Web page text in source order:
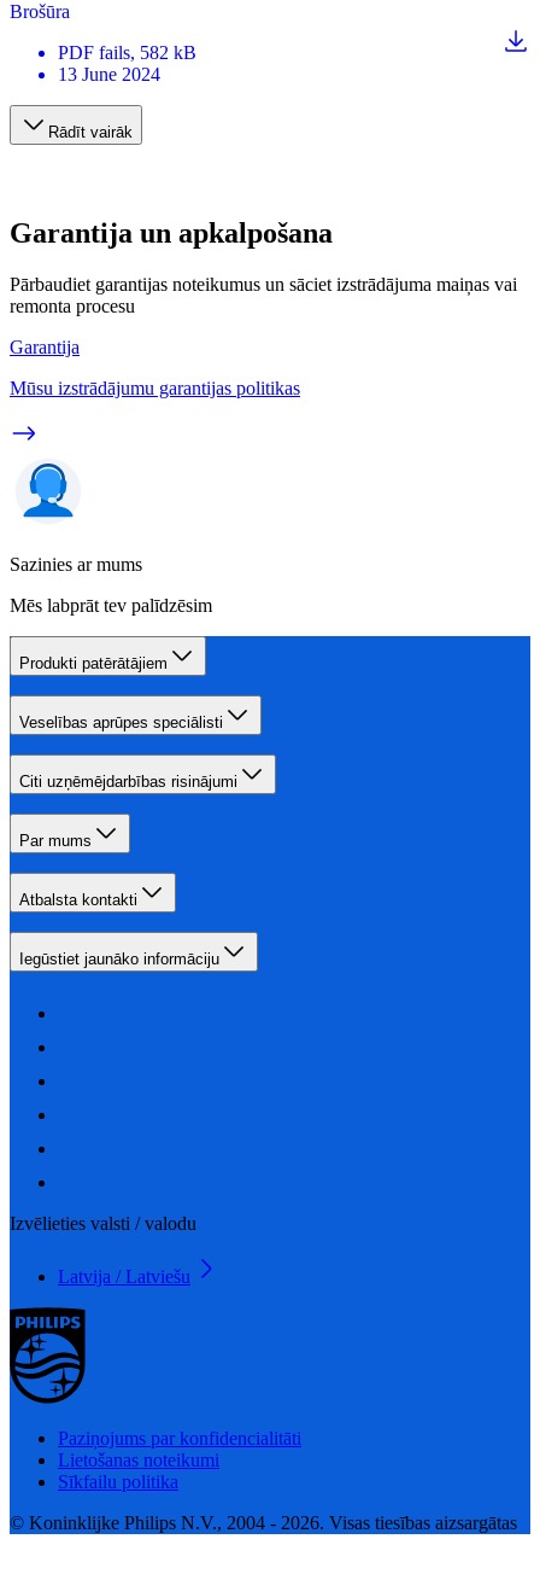
Brošūra
PDF fails, 582 kB
13 June 2024
Rādīt vairāk
Garantija un apkalpošana
Pārbaudiet garantijas noteikumus un sāciet izstrādājuma maiņas vai
remonta procesu
Garantija
Mūsu izstrādājumu garantijas politikas
Sazinies ar mums
Mēs labprāt tev palīdzēsim
Produkti patērātājiem
Veselības aprūpes speciālisti
Citi uzņēmējdarbības risinājumi
Par mums
Atbalsta kontakti
Iegūstiet jaunāko informāciju
Izvēlieties valsti / valodu
Latvija / Latviešu
Paziņojums par konfidencialitāti
Lietošanas noteikumi
Sīkfailu politika
© Koninklijke Philips N.V., 2004 - 2026. Visas tiesības aizsargātas